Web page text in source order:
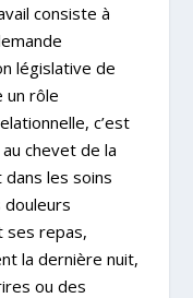
consiste à
législative de
un rôle
c’est
chevet de la
dans les soins
ses repas,
la dernière nuit,
ou des